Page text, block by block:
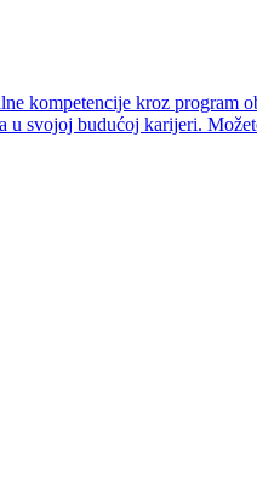
kompetencije kroz program
u svojoj budućoj karijeri.